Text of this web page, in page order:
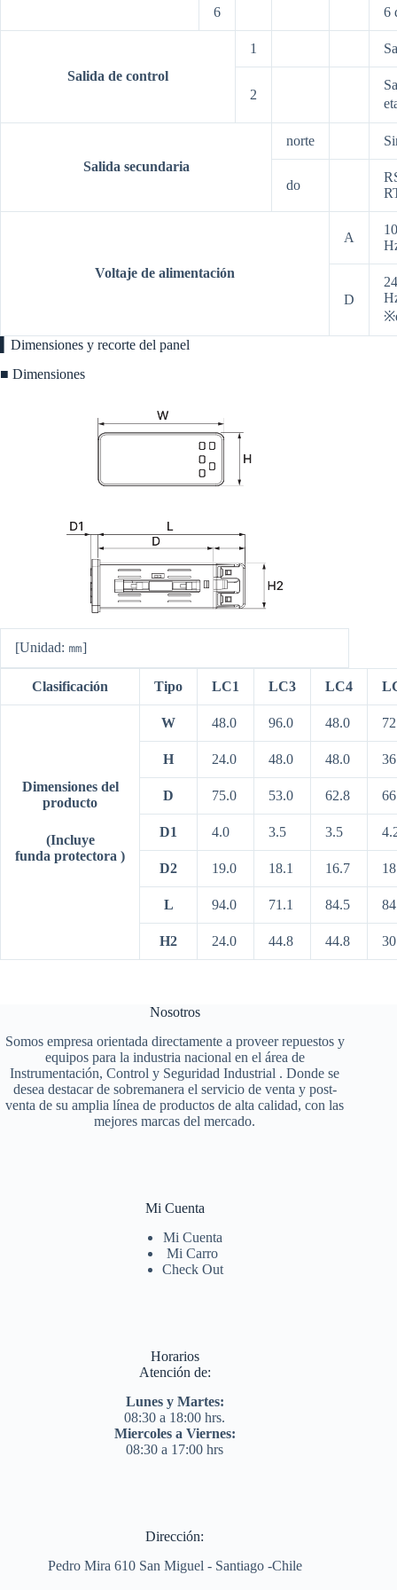
6 6
Salida de control
1
2
Salida secundaria
norte
do
Voltaje de alimentación
A
D
▍Dimensiones y recorte del panel
■ Dimensiones
[Unidad: ㎜]
Clasificación Tipo LC1 LC3 LC4
Dimensiones del
producto
(Incluye
funda protectora )
W 48.0 96.0 48.0
H 24.0 48.0 48.0
D 75.0 53.0 62.8
D1 4.0 3.5 3.5
D2 19.0 18.1 16.7
L 94.0 71.1 84.5
H2 24.0 44.8 44.8
Nosotros
Somos empresa orientada directamente a proveer repuestos y
equipos para la industria nacional en el área de
Instrumentación, Control y Seguridad Industrial . Donde se
desea destacar de sobremanera el servicio de venta y post-
venta de su amplia línea de productos de alta calidad, con las
mejores marcas del mercado.
Mi Cuenta
Mi Cuenta
Mi Carro
Check Out
Horarios
Atención de:
Lunes y Martes:
08:30 a 18:00 hrs.
Miercoles a Viernes:
08:30 a 17:00 hrs
Dirección:
Pedro Mira 610 San Miguel - Santiago -Chile